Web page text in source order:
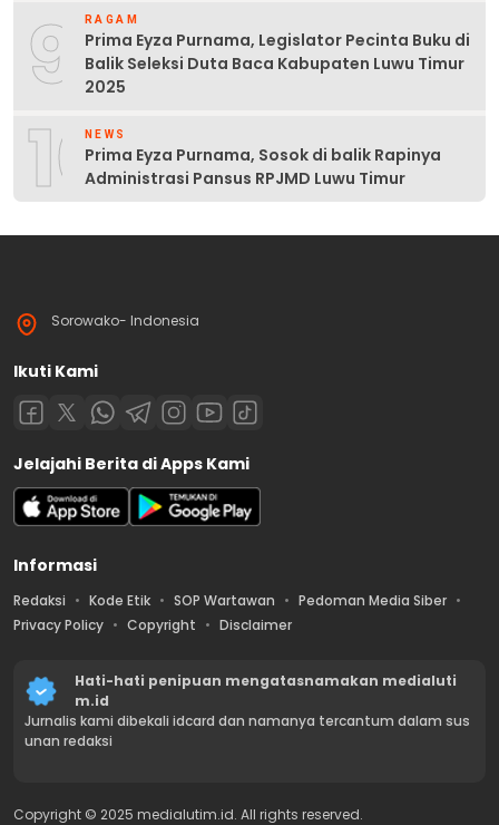
9 RAGAM
Prima Eyza Purnama, Legislator Pecinta Buku di
Balik Seleksi Duta Baca Kabupaten Luwu Timur
2025
10NEWS
Prima Eyza Purnama, Sosok di balik Rapinya
Administrasi Pansus RPJMD Luwu Timur
Sorowako- Indonesia
Ikuti Kami
Jelajahi Berita di Apps Kami
Informasi
Redaksi Kode Etik SOP Wartawan
Pedoman Media Siber
Privacy Policy
Copyright Disclaimer
Hati-hati penipuan mengatasnamakan medialuti
m.id
Jurnalis kami dibekali idcard dan namanya tercantum dalam sus
unan redaksi
Copyright © 2025 medialutim.id. All rights reserved.